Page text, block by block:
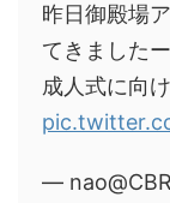
昨日御殿場
てきましたー
成人式に向
—